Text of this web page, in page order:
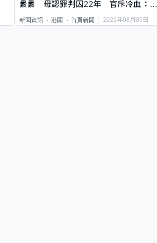
纍纍 母認罪判囚22年 官斥冷血：同
新聞資訊 港聞 首頁新聞 2026年08月05日